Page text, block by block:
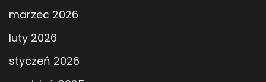
marzec 2026
luty 2026
styczeń 2026